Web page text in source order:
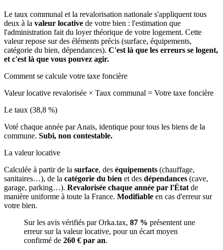
Le taux communal et la revalorisation nationale s'appliquent tous
deux à la valeur locative de votre bien : l'estimation que
l'administration fait du loyer théorique de votre logement. Cette
valeur repose sur des éléments précis (surface, équipements,
catégorie du bien, dépendances). C'est là que les erreurs se logent,
et c'est là que vous pouvez agir.
Comment se calcule votre taxe foncière
Valeur locative revalorisée × Taux communal = Votre taxe foncière
Le taux (38,8 %)
Voté chaque année par Anais, identique pour tous les biens de la
commune. Subi, non contestable.
La valeur locative
Calculée à partir de la surface, des équipements (chauffage,
sanitaires…), de la catégorie du bien et des dépendances (cave,
garage, parking…). Revalorisée chaque année par l'État de
manière uniforme à toute la France. Modifiable en cas d'erreur sur
votre bien.
Sur les avis vérifiés par Orka.tax, 87 % présentent une
erreur sur la valeur locative, pour un écart moyen
confirmé de 260 € par an.